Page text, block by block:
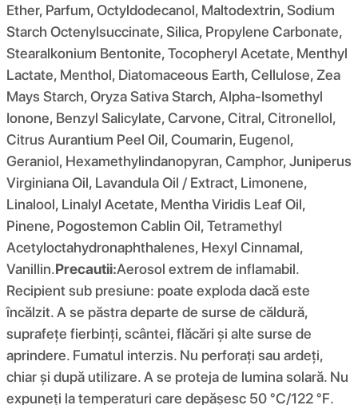
Ether, Parfum, Octyldodecanol, Maltodextrin, Sodium
Starch Octenylsuccinate, Silica, Propylene Carbonate,
Stearalkonium Bentonite, Tocopheryl Acetate, Menthyl
Lactate, Menthol, Diatomaceous Earth, Cellulose, Zea
Mays Starch, Oryza Sativa Starch, Alpha-Isomethyl
Ionone, Benzyl Salicylate, Carvone, Citral, Citronellol,
Citrus Aurantium Peel Oil, Coumarin, Eugenol,
Geraniol, Hexamethylindanopyran, Camphor, Juniperus
Virginiana Oil, Lavandula Oil / Extract, Limonene,
Linalool, Linalyl Acetate, Mentha Viridis Leaf Oil,
Pinene, Pogostemon Cablin Oil, Tetramethyl
Acetyloctahydronaphthalenes, Hexyl Cinnamal,
Vanillin.Precautii:Aerosol extrem de inflamabil.
Recipient sub presiune: poate exploda dacă este
încălzit. A se păstra departe de surse de căldură,
suprafețe fierbinți, scântei, flăcări și alte surse de
aprindere. Fumatul interzis. Nu perforați sau ardeți,
chiar și după utilizare. A se proteja de lumina solară. Nu
expuneți la temperaturi care depășesc 50 °C/122 °F.